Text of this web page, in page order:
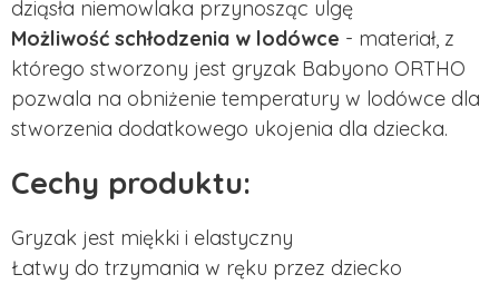
dziąsła niemowlaka przynosząc ulgę
Możliwość schłodzenia w lodówce - materiał, z
którego stworzony jest gryzak Babyono ORTHO
pozwala na obniżenie temperatury w lodówce dla
stworzenia dodatkowego ukojenia dla dziecka.
Cechy produktu:
Gryzak jest miękki i elastyczny
Łatwy do trzymania w ręku przez dziecko